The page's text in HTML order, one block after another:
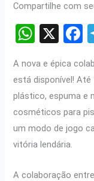
Compartilhe com
W
at
s
A
p
p
X
F
b
o
o
A nova e épica
está disponível!
plástico, espuma e
cosméticos para
um modo de jogo
vitória lendária.
A colaboração